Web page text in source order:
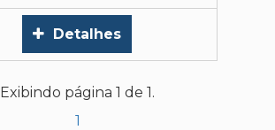
Detalhes
Exibindo página 1 de 1.
1